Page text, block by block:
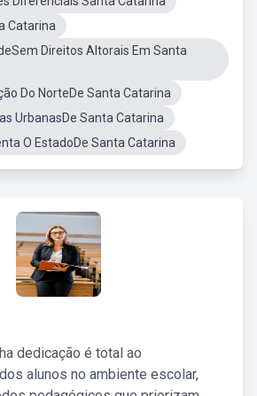
Catarina
Direitos Altorais Em Santa
Do NorteDe Santa Catarina
UrbanasDe Santa Catarina
O EstadoDe Santa Catarina
dedicação é total ao
alunos no ambiente escolar,